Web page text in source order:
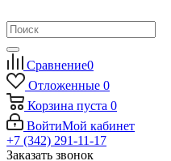
Сравнение0
Отложенные 0
Корзина пуста 0
ВойтиМой кабинет
+7 (342) 291-11-17
Заказать звонок